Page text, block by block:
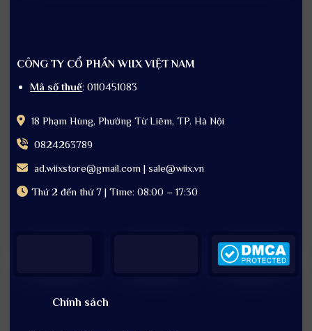
CÔNG TY CỔ PHẦN WIIX VIỆT NAM
Mã số thuế: 0110451083
18 Phạm Hùng, Phường Từ Liêm, TP. Hà Nội
0824263789
ad.wiixstore@gmail.com | sale@wiix.vn
Thứ 2 đến thứ 7 | Time: 08:00 – 17:30
Chính sách